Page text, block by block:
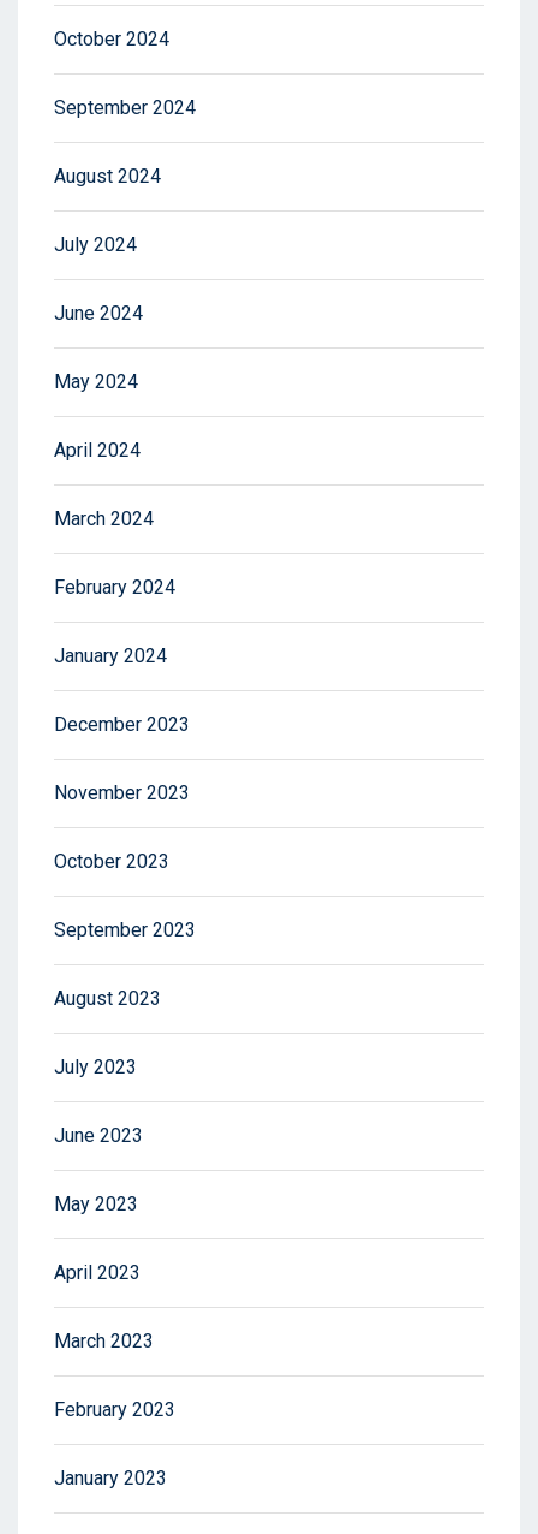
October 2024
September 2024
August 2024
July 2024
June 2024
May 2024
April 2024
March 2024
February 2024
January 2024
December 2023
November 2023
October 2023
September 2023
August 2023
July 2023
June 2023
May 2023
April 2023
March 2023
February 2023
January 2023